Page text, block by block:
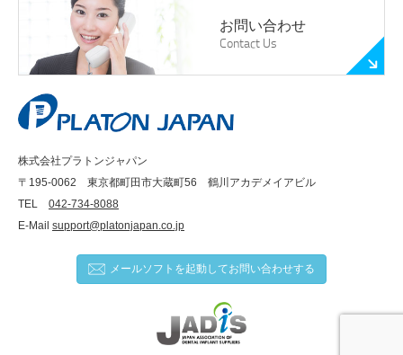
株式会社プラトンジャパン
〒195-0062 東京都町田市大蔵町56 鶴川アカデメイアビル
TEL 042-734-8088
E-Mail support@platonjapan.co.jp
メールソフトを起動してお問い合わせする
お問い合わせ
Contact Us